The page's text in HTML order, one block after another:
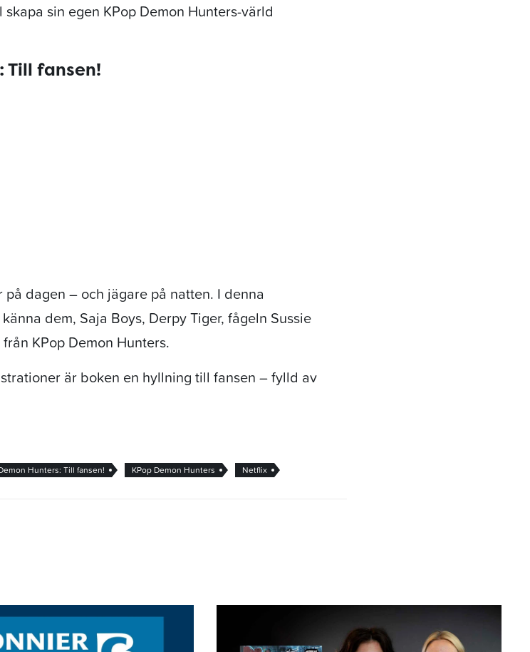
sin egen KPop Demon Hunters-värld
Till fansen!
dagen – och jägare på natten. I denna
dem, Saja Boys, Derpy Tiger, fågeln Sussie
KPop Demon Hunters.
är boken en hyllning till fansen – fylld av
Hunters: Till fansen! KPop Demon Hunters Netflix